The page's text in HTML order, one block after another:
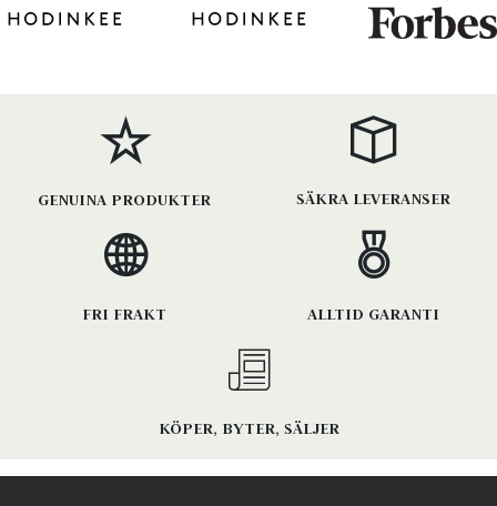
GENUINA PRODUKTER SÄKRA LEVERANSER
FRI FRAKT ALLTID GARANTI
KÖPER, BYTER, SÄLJER